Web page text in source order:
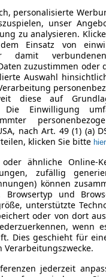
personalisierte
unser
zu analysieren.
Einsatz von
zuzustimmen oder
Auswahl
diese auf
Die Einwilligung
nach Art. 49 (1) (a)
klicken Sie bitte hier
oder ähnliche Online-
zufällig
können
und
unterstützte
oder von dort
wenn
Dies geschieht für
jederzeit